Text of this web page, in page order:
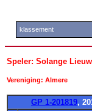
klassement
Speler: Solange Lieuw
Vereniging: Almere
GP 1-201819,